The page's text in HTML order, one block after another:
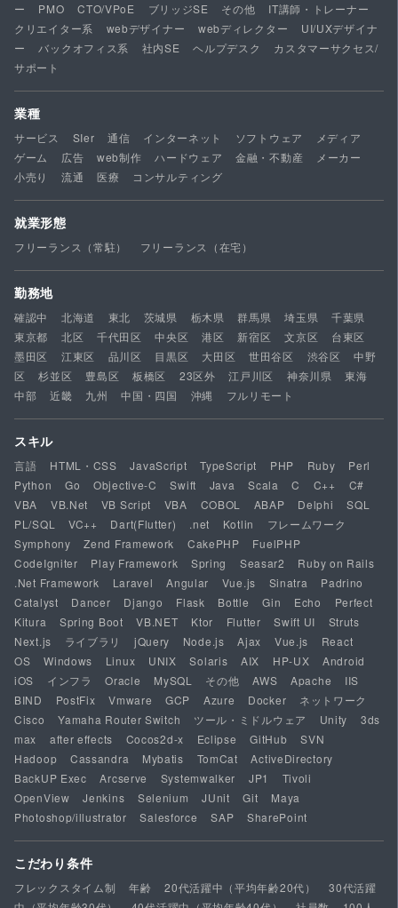
ー
PMO CTO/VPoE ブリッジSE その他
IT講師・トレーナー
クリエイター系
webデザイナー webディレクター
UI/UXデザイナ
ー
バックオフィス系 社内SE ヘルプデスク
カスタマーサクセス/
サポート
業種
サービス SIer 通信 インターネット ソフトウェア
メディア
ゲーム
広告 web制作 ハードウェア 金融・不動産
メーカー
小売り
流通 医療 コンサルティング
就業形態
フリーランス（常駐） フリーランス（在宅）
勤務地
確認中 北海道 東北 茨城県 栃木県 群馬県 埼玉県
千葉県
東京都
北区 千代田区 中央区 港区 新宿区 文京区
台東区
墨田区
江東区 品川区 目黒区 大田区 世田谷区 渋谷区
中野
区
杉並区 豊島区 板橋区 23区外 江戸川区 神奈川県
東海
中部
近畿 九州 中国・四国 沖縄 フルリモート
スキル
言語 HTML・CSS JavaScript TypeScript PHP Ruby
Perl
Python
Go Objective-C Swift Java Scala C C++
C#
VBA
VB.Net VB Script VBA COBOL ABAP Delphi
SQL
PL/SQL
VC++ Dart(Flutter) .net Kotlin
フレームワーク
Symphony
Zend Framework CakePHP
FuelPHP
CodeIgniter
Play Framework Spring Seasar2
Ruby on Rails
.Net Framework
Laravel Angular Vue.js Sinatra
Padrino
Catalyst
Dancer Django Flask Bottle Gin Echo
Perfect
Kitura
Spring Boot VB.NET Ktor Flutter Swift UI
Struts
Next.js
ライブラリ jQuery Node.js Ajax Vue.js
React
OS
Windows Linux UNIX Solaris AIX HP-UX
Android
iOS
インフラ Oracle MySQL その他 AWS Apache
IIS
BIND
PostFix Vmware GCP Azure Docker
ネットワーク
Cisco
Yamaha Router Switch ツール・ミドルウェア Unity
3ds
max
after effects Cocos2d-x Eclipse GitHub
SVN
Hadoop
Cassandra Mybatis TomCat
ActiveDirectory
BackUP Exec
Arcserve Systemwalker JP1
Tivoli
OpenView
Jenkins Selenium JUnit Git
Maya
Photoshop/illustrator
Salesforce SAP SharePoint
こだわり条件
フレックスタイム制 年齢 20代活躍中（平均年齢20代）
30代活躍